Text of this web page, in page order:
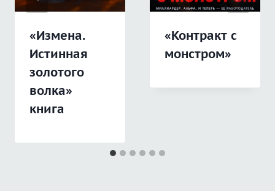
«Измена.
Истинная
золотого
волка»
книга
«Контракт с
монстром»